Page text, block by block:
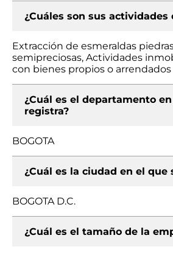
¿Cuáles son sus actividades
Extracción de esmeraldas
semipreciosas, Actividades
con bienes propios o arrendados
¿Cuál es el departamento
registra?
BOGOTA
¿Cuál es la ciudad en el que
BOGOTA D.C.
¿Cuál es el tamaño de la